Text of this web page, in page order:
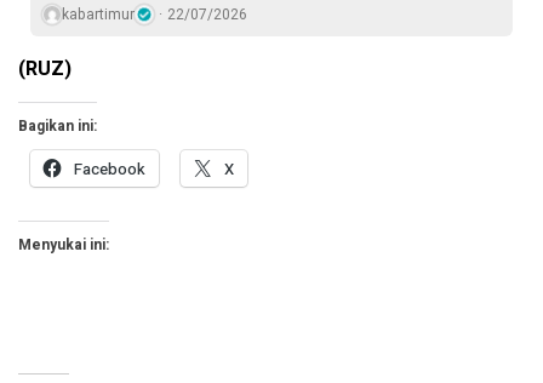
kabartimur 22/07/2026
(RUZ)
Bagikan ini:
Facebook X
Menyukai ini: